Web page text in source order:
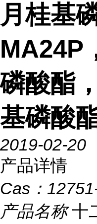
月桂基
MA24P
磷酸酯
基磷酸
2019-02-20
产品详情
Cas：
产品名称十